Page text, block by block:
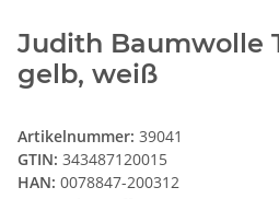
Judith Baumwolle
gelb, weiß
Artikelnummer: 39041
GTIN: 343487120015
HAN: 0078847-200312